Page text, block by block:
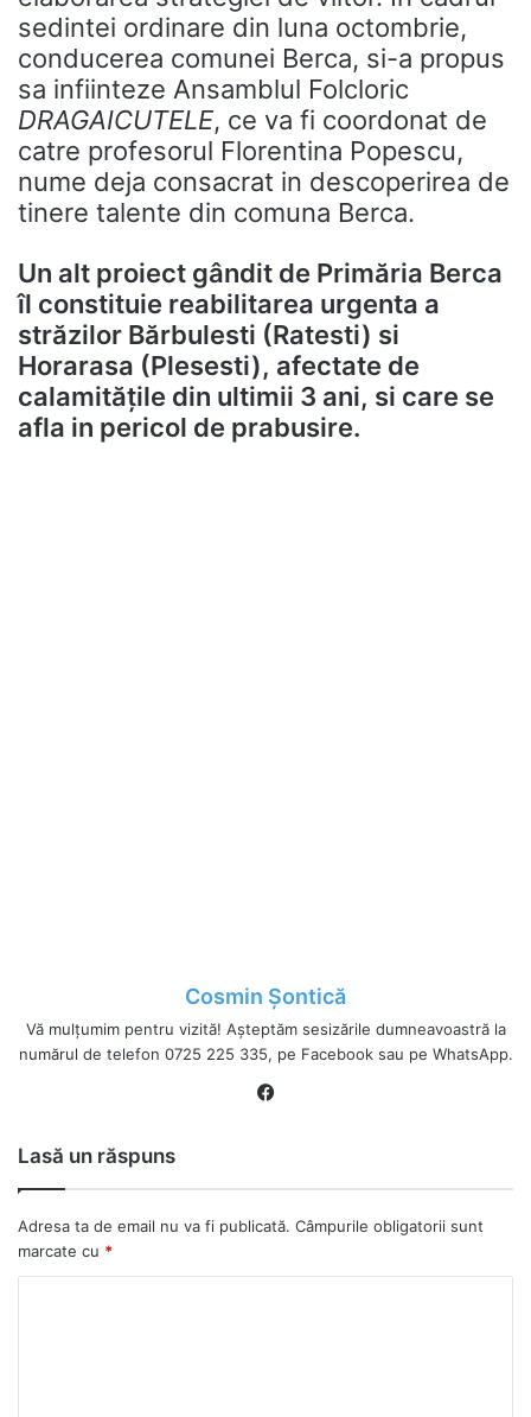
sedintei ordinare din luna octombrie,
conducerea comunei Berca, si-a propus
sa infiinteze Ansamblul Folcloric
DRAGAICUTELE, ce va fi coordonat de
catre profesorul Florentina Popescu,
nume deja consacrat in descoperirea de
tinere talente din comuna Berca.
Un alt proiect gândit de Primăria Berca
îl constituie reabilitarea urgenta a
străzilor Bărbulesti (Ratesti) si
Horarasa (Plesesti), afectate de
calamitățile din ultimii 3 ani, si care se
afla in pericol de prabusire.
Cosmin Șontică
Vă mulțumim pentru vizită! Așteptăm sesizările dumneavoastră la
numărul de telefon 0725 225 335, pe Facebook sau pe WhatsApp.
Lasă un răspuns
Adresa ta de email nu va fi publicată. Câmpurile obligatorii sunt
marcate cu *